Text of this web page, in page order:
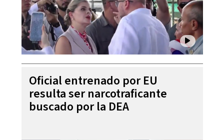
Oficial entrenado por EU
resulta ser narcotraficante
buscado por la DEA